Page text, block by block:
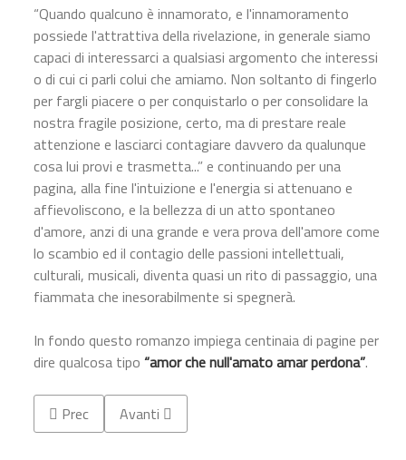
“Quando qualcuno è innamorato, e l'innamoramento
possiede l'attrattiva della rivelazione, in generale siamo
capaci di interessarci a qualsiasi argomento che interessi
o di cui ci parli colui che amiamo. Non soltanto di fingerlo
per fargli piacere o per conquistarlo o per consolidare la
nostra fragile posizione, certo, ma di prestare reale
attenzione e lasciarci contagiare davvero da qualunque
cosa lui provi e trasmetta...” e continuando per una
pagina, alla fine l'intuizione e l'energia si attenuano e
affievoliscono, e la bellezza di un atto spontaneo
d'amore, anzi di una grande e vera prova dell'amore come
lo scambio ed il contagio delle passioni intellettuali,
culturali, musicali, diventa quasi un rito di passaggio, una
fiammata che inesorabilmente si spegnerà.
In fondo questo romanzo impiega centinaia di pagine per
dire qualcosa tipo “amor che null'amato amar perdona”.
Articolo precedente: La preghiera semplice di Francesco
Prec Articolo successivo: A cosa servono gli amori
Avanti